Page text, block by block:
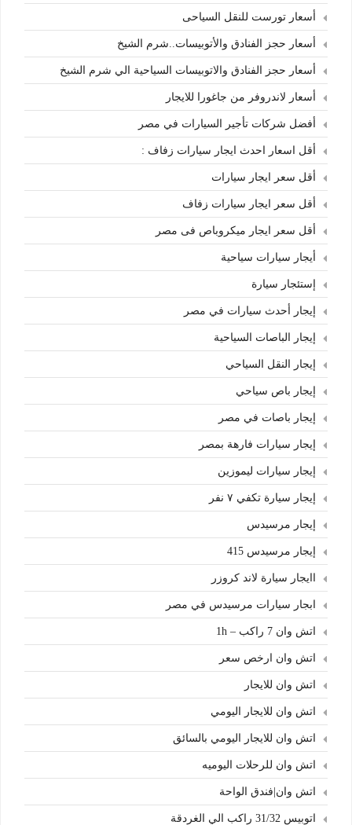
أسعار تورست للنقل السياحى
أسعار حجز الفنادق والأتوبيسات..شرم الشيخ
أسعار حجز الفنادق والاتوبيسات السياحية الي شرم الشيخ
أسعار لاندروفر من جاغورا للايجار
أفضل شركات تأجير السيارات في مصر
أقل اسعار احدث ايجار سيارات زفاف :
أقل سعر ايجار سيارات
أقل سعر ايجار سيارات زفاف
أقل سعر ايجار ميكروباص فى مصر
أيجار سيارات سياحية
إستئجار سيارة
إيجار أحدث سيارات في مصر
إيجار الباصات السياحية
إيجار النقل السياحي
إيجار باص سياحي
إيجار باصات في مصر
إيجار سيارات فارهة بمصر
إيجار سيارات ليموزين
إيجار سيارة تكفي ٧ نفر
إيجار مرسيدس
إيجار مرسيدس 415
اايجار سيارة لاند كروزر
ابجار سيارات مرسيدس في مصر
اتش وان 7 راكب – 1h
اتش وان ارخص سعر
اتش وان للايجار
اتش وان للايجار اليومي
اتش وان للايجار اليومي بالسائق
اتش وان للرحلات اليوميه
اتش وان|فندق الواحة
اتوبيس 31/32 راكب الي الغردقة